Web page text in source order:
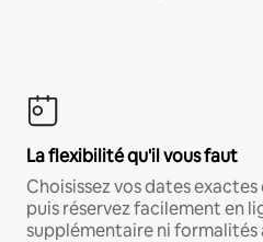
La flexibilité qu'il vous faut
Choisissez vos dates
puis réservez facilement en
supplémentaire ni